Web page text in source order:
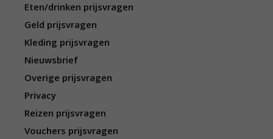
Eten/drinken prijsvragen
Geld prijsvragen
Kleding prijsvragen
Nieuwsbrief
Overige prijsvragen
Privacy
Reizen prijsvragen
Vouchers prijsvragen